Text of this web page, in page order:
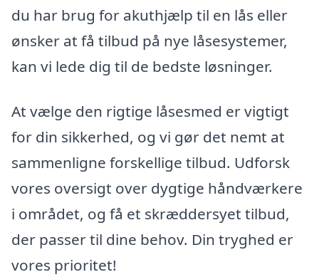
du har brug for akuthjælp til en lås eller
ønsker at få tilbud på nye låsesystemer,
kan vi lede dig til de bedste løsninger.
At vælge den rigtige låsesmed er vigtigt
for din sikkerhed, og vi gør det nemt at
sammenligne forskellige tilbud. Udforsk
vores oversigt over dygtige håndværkere
i området, og få et skræddersyet tilbud,
der passer til dine behov. Din tryghed er
vores prioritet!